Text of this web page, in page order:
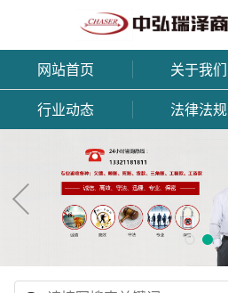
网站首页 关于我们
行业动态 法律法规